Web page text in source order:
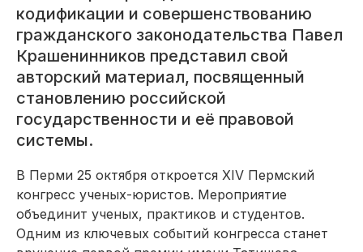
кодификации и совершенствованию
гражданского законодательства Павел
Крашенинников представил свой
авторский материал, посвященный
становлению российской
государственности и её правовой
системы.
В Перми 25 октября откроется XIV Пермский
конгресс ученых-юристов. Мероприятие
объединит ученых, практиков и студентов.
Одним из ключевых событий конгресса станет